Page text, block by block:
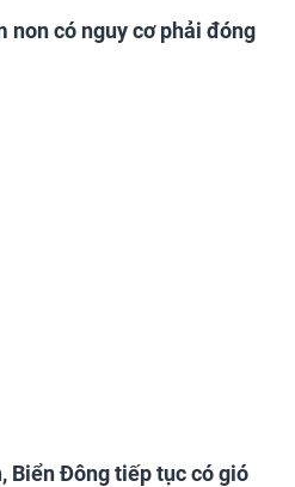
non có nguy cơ phải đóng
Biển Đông tiếp tục có gió